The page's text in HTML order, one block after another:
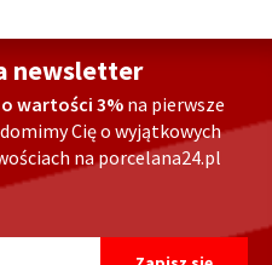
newsletter
o wartości 3% na pierwsze
Cię o wyjątkowych
na porcelana24.pl